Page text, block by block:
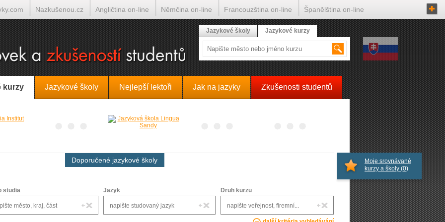
kurzy Jazykové školy Nejlepší lektoři Jak na jazyky Zkušenosti studentů
Doporučené jazykové školy
studia Jazyk Druh kurzu
Moje srovnávané
kurzy a školy (0)
Jazykové školy Jazykové kurzy
Nazkušenou.cz Angličtina on-line Němčina on-line Francouzština on-line Španělština on-line